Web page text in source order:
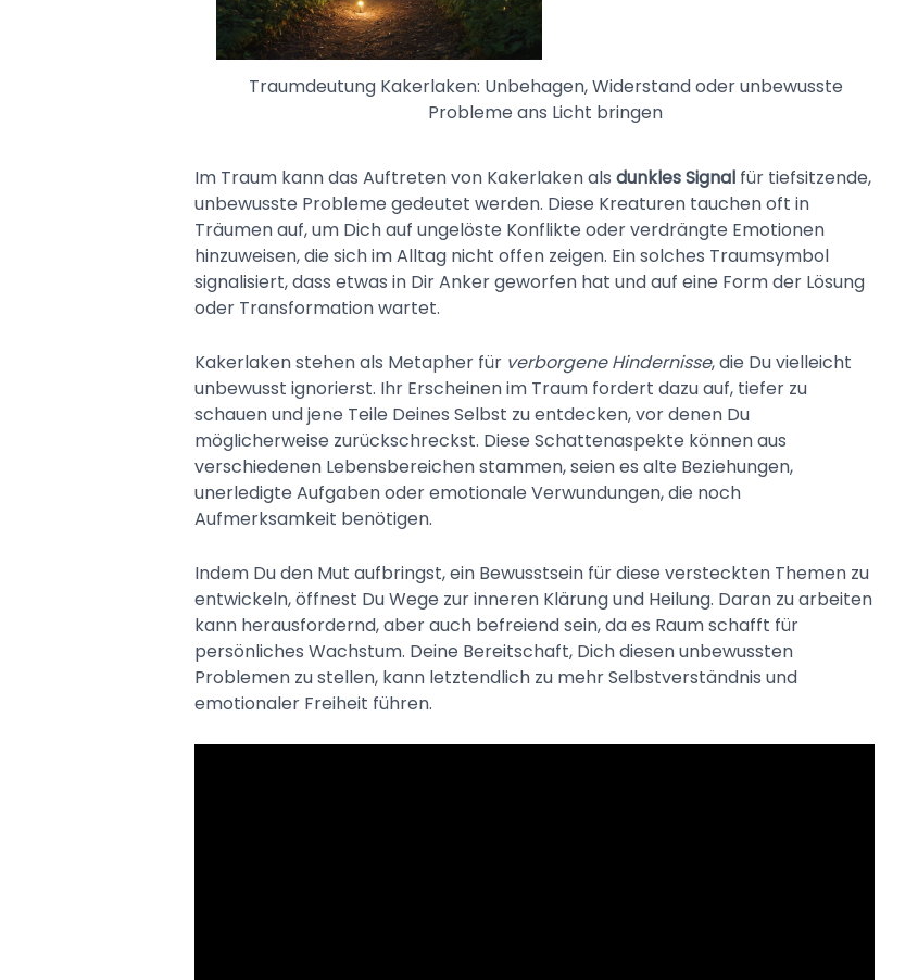
Traumdeutung Kakerlaken: Unbehagen, Widerstand oder unbewusste
Probleme ans Licht bringen
Im Traum kann das Auftreten von Kakerlaken als dunkles Signalfür tiefsitzende,
unbewusste Probleme gedeutet werden. Diese Kreaturen tauchen oft in
Träumen auf, um Dich auf ungelöste Konflikte oder verdrängte Emotionen
hinzuweisen, die sich im Alltag nicht offen zeigen. Ein solches Traumsymbol
signalisiert, dass etwas in Dir Anker geworfen hat und auf eine Form der Lösung
oder Transformation wartet.
Kakerlaken stehen als Metapher für verborgene Hindernisse, die Du vielleicht
unbewusst ignorierst. Ihr Erscheinen im Traum fordert dazu auf, tiefer zu
schauen und jene Teile Deines Selbst zu entdecken, vor denen Du
möglicherweise zurückschreckst. Diese Schattenaspekte können aus
verschiedenen Lebensbereichen stammen, seien es alte Beziehungen,
unerledigte Aufgaben oder emotionale Verwundungen, die noch
Aufmerksamkeit benötigen.
Indem Du den Mut aufbringst, ein Bewusstsein für diese versteckten Themen zu
entwickeln, öffnest Du Wege zur inneren Klärung und Heilung. Daran zu arbeiten
kann herausfordernd, aber auch befreiend sein, da es Raum schafft für
persönliches Wachstum. Deine Bereitschaft, Dich diesen unbewussten
Problemen zu stellen, kann letztendlich zu mehr Selbstverständnis und
emotionaler Freiheit führen.